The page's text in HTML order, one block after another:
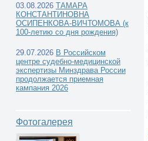
Учреждения высшего
профессионального образования -
кафедры и курсы судебной медицины -
03.08.2026 ТАМАРА
КОНСТАНТИНОВНА
ОСИПЕНКОВА-ВИЧТОМОВА (к
100-летию со дня рождения)
29.07.2026 В Российском
центре судебно-медицинской
экспертизы Минздрава России
продолжается приемная
кампания 2026
Фотогалерея